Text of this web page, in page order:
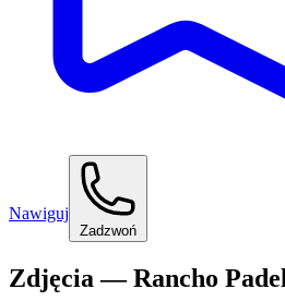
Nawiguj
Zadzwoń
Zdjęcia — Rancho